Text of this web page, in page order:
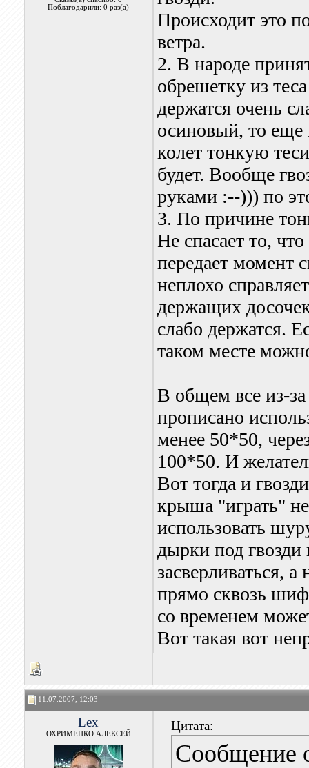
Поблагодарили: 0 раз(а)
Происходит это
ветра.
2. В народе
обрешетку из
держатся очень
осиновый, то еще
колет тонкую
будет. Вообще
руками :--))) по
3. По причине
Не спасает то,
передает момент
неплохо
держащих
слабо держатся.
таком месте
В общем все из-
прописано
менее 50*50,
100*50. И
Вот тогда и
крыша "играть"
использовать
дырки под
засверливаться,
прямо сквозь
со временем
Вот такая вот
11.07.2007, 12:03
Lex
ОХРИМЕНКО АЛЕКСЕЙ
Цитата:
Сообщение